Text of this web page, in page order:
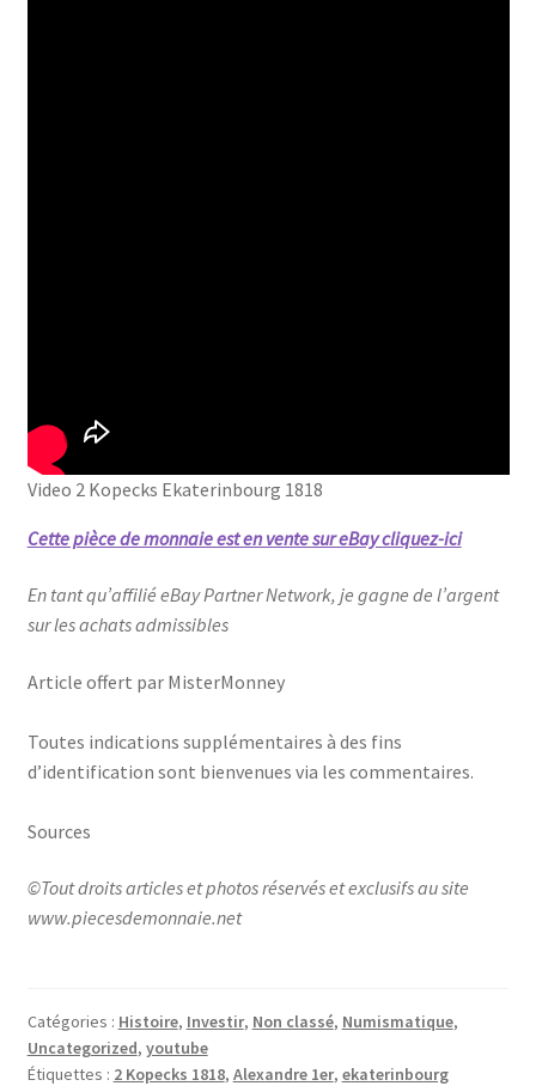
Video 2 Kopecks Ekaterinbourg 1818
Cette pièce de monnaie est en vente sur eBay cliquez-ici
En tant qu’affilié eBay Partner Network, je gagne de l’argent
sur les achats admissibles
Article offert par MisterMonney
Toutes indications supplémentaires à des fins
d’identification sont bienvenues via les commentaires.
Sources
©Tout droits articles et photos réservés et exclusifs au site
www.piecesdemonnaie.net
Catégories : Histoire, Investir, Non classé, Numismatique,
Uncategorized, youtube
Étiquettes : 2 Kopecks 1818, Alexandre 1er, ekaterinbourg